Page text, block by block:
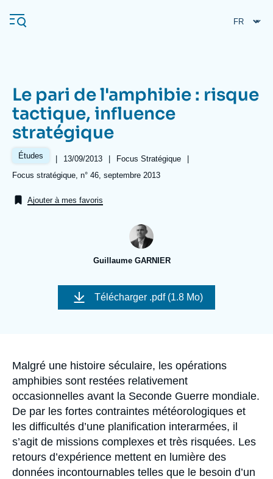
au
contenu
Navigation
principale
L'Ifri
Analyses
Nous soutenir
Le pari de l'amphibie : risque
tactique, influence
stratégique
Études |
Date
publication
13/09/2013 |
Référence
taxonomie
Focus Stratégique
|
Références
Focus stratégique, n° 46, septembre 2013
Ajouter à mes favoris
Guillaume GARNIER
couverture
Télécharger .pdf (1.8 Mo)
Accroche
Malgré une histoire séculaire, les opérations
amphibies sont restées relativement
occasionnelles avant la Seconde Guerre mondiale.
De par les fortes contraintes météorologiques et
les difficultés d’une planification interarmées, il
s’agit de missions complexes et très risquées. Les
retours d’expérience mettent en lumière des
données incontournables telles que le besoin d’un